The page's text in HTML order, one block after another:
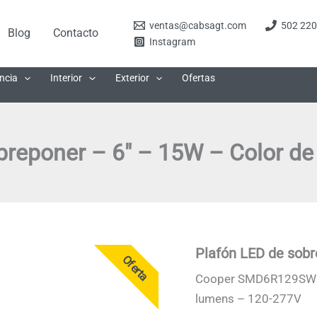
Blog Contacto
ventas@cabsagt.com
502
Instagram
Interior Exterior
Ofertas
– 6″ – 15W – Color
Oferta Plafón LED de
Cooper
lumens – 120-277V